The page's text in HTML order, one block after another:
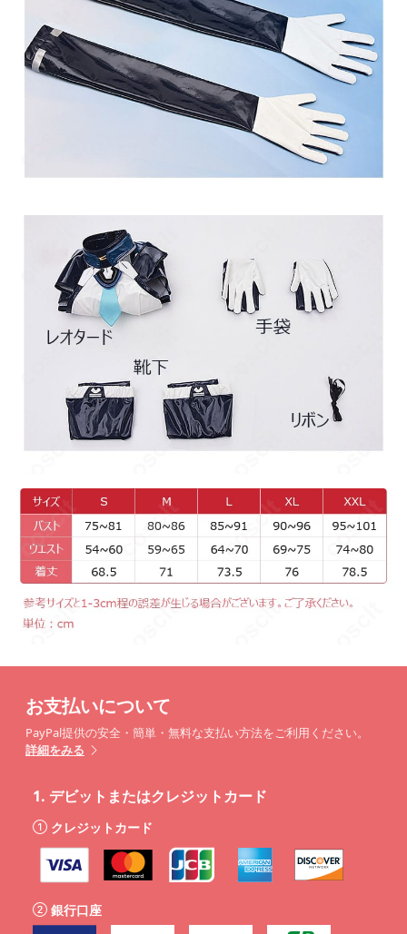
お支払いについて
PayPal提供の安全・簡単・無料な支払い方法をご利用ください。
詳細をみる
1. デビットまたはクレジットカード
クレジットカード
銀行口座